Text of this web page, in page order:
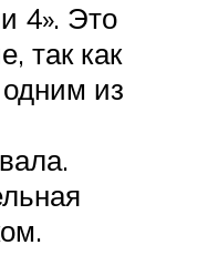
4». Это
так как
из